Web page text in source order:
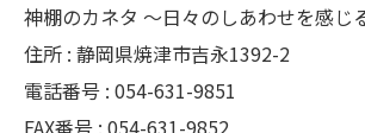
神棚のカネタ ～日々のしあわせを感じ
住所 : 静岡県焼津市吉永1392-2
電話番号 : 054-631-9851
FAX番号 : 054-631-9852